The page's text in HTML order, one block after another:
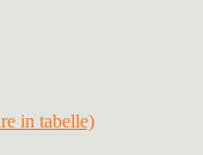
in tabelle)